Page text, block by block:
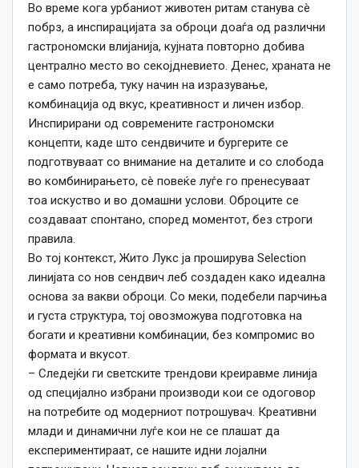
Во време кога урбаниот животен ритам станува сè
побрз, а инспирацијата за оброци доаѓа од различни
гастрономски влијанија, кујната повторно добива
централно место во секојдневието. Денес, храната не
е само потреба, туку начин на изразување,
комбинација од вкус, креативност и личен избор.
Инспирирани од современите гастрономски
концепти, каде што сендвичите и бургерите се
подготвуваат со внимание на деталите и со слобода
во комбинирањето, сè повеќе луѓе го пренесуваат
тоа искуство и во домашни услови. Оброците се
создаваат спонтано, според моментот, без строги
правила.
Во тој контекст, Жито Лукс ја проширува Selection
линијата со нов сендвич леб создаден како идеална
основа за вакви оброци. Со меки, подебели парчиња
и густа структура, тој овозможува подготовка на
богати и креативни комбинации, без компромис во
формата и вкусот.
– Следејќи ги светските трендови креиравме линија
од специјално избрани производи кои се одоговор
на потребите од модерниот потрошувач. Креативни
млади и динамични луѓе кои не се плашат да
експериментираат, се нашите идни лојални